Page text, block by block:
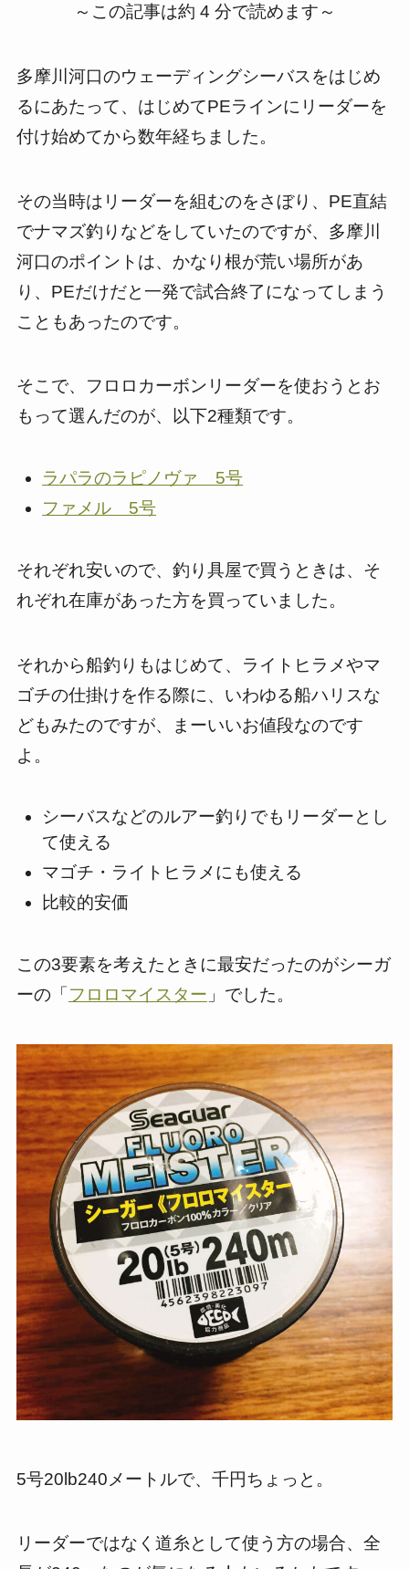
～この記事は約 4 分で読めます～
多摩川河口のウェーディングシーバスをはじめ
るにあたって、はじめてPEラインにリーダーを
付け始めてから数年経ちました。
その当時はリーダーを組むのをさぼり、PE直結
でナマズ釣りなどをしていたのですが、多摩川
河口のポイントは、かなり根が荒い場所があ
り、PEだけだと一発で試合終了になってしまう
こともあったのです。
そこで、フロロカーボンリーダーを使おうとお
もって選んだのが、以下2種類です。
ラパラのラピノヴァ 5号
ファメル 5号
それぞれ安いので、釣り具屋で買うときは、そ
れぞれ在庫があった方を買っていました。
それから船釣りもはじめて、ライトヒラメやマ
ゴチの仕掛けを作る際に、いわゆる船ハリスな
どもみたのですが、まーいいお値段なのです
よ。
シーバスなどのルアー釣りでもリーダーとし
て使える
マゴチ・ライトヒラメにも使える
比較的安価
この3要素を考えたときに最安だったのがシーガ
ーの「 フロロマイスター 」でした。
5号20lb240メートルで、千円ちょっと。
リーダーではなく道糸として使う方の場合、全